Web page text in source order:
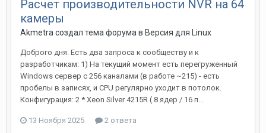
Расчет производительности NVR на 64
камеры
Akmetra создал тема форума в Версия для Linux
Доброго дня. Есть два запроса к сообществу и к
разработчикам: 1) На текущий момент есть перегруженный
Windows сервер с 256 каналами (в работе ~215) - есть
пробелы в записях, и CPU регулярно уходит в потолок.
Конфигурация: 2 * Xeon Silver 4215R ( 8 ядер / 16 п...
13 Ноября 2025 2 ответа